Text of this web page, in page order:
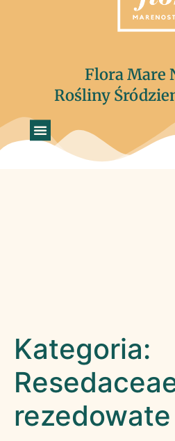
Flora Mare
Rośliny
Kategoria:
rezedowate